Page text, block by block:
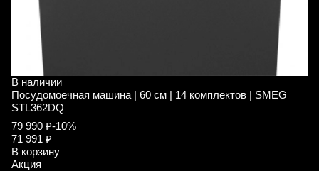
В наличии
Посудомоечная машина | 60 см | 14 комплектов | SMEG
STL362DQ
79 990 ₽-10%
71 991 ₽
В корзину
Акция